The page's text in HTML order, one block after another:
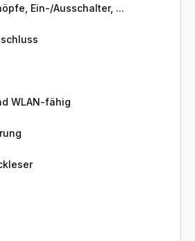
Ein-/Ausschalter, ...
WLAN-fähig